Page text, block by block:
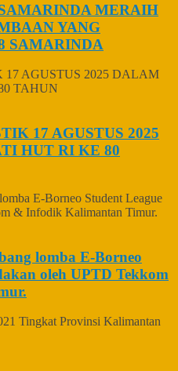
MERAIH
YANG
SAMARINDA
17 AGUSTUS 2025
HUT RI KE 80
lomba E-Borneo
oleh UPTD Tekkom